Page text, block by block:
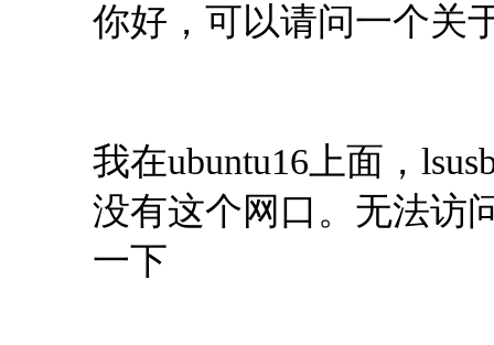
你好，可以请问一个关
我在ubuntu16上面，
没有这个网口。无法访
一下